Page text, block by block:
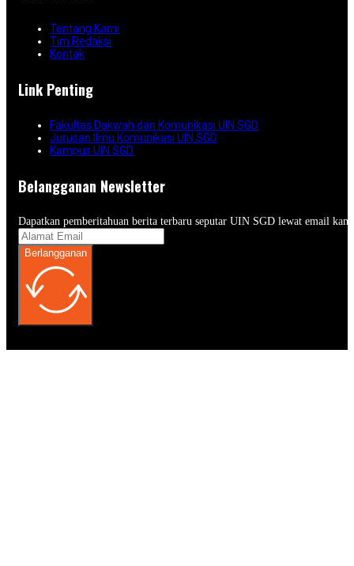
Tentang Kami
Tim Redaksi
Kontak
Link Penting
Fakultas Dakwah dan Komunikasi UIN SGD
Jurusan Ilmu Komunikasi UIN SGD
Kampus UIN SGD
Belangganan Newsletter
Dapatkan pemberitahuan berita terbaru seputar UIN SGD lewat email
Berlangganan